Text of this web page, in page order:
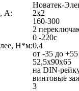
Новатек-
А:
2x2
160-300
2
0 -220с
Н*м:0,4
от -35 до +55
52,5х90х65
на DIN-
винтовые
3